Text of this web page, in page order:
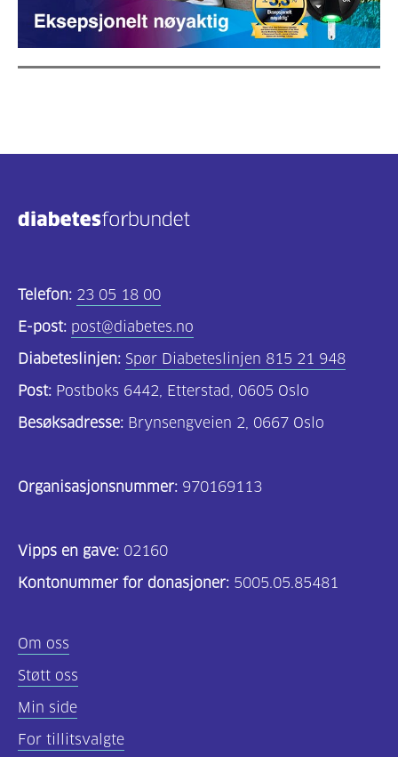
Telefon: 23 05 18 00
E-post: post@diabetes.no
Diabeteslinjen: Spør Diabeteslinjen 815 21 948
Post: Postboks 6442, Etterstad, 0605 Oslo
Besøksadresse: Brynsengveien 2, 0667 Oslo
Organisasjonsnummer: 970169113
Vipps en gave: 02160
Kontonummer for donasjoner: 5005.05.85481
Om oss
Støtt oss
Min side
For tillitsvalgte